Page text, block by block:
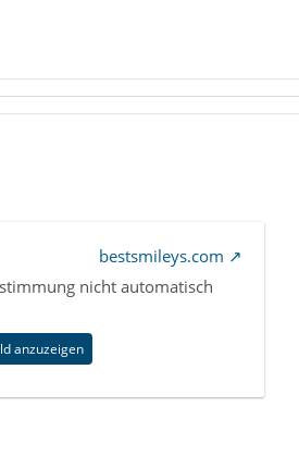
bestsmileys.com
nicht automatisch
anzuzeigen